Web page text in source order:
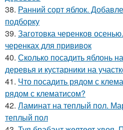
38. Ранний сорт яблок.
подборку
39. Заготовка черенков
черенках для прививок
40. Сколько посадить яблонь
деревья и кустарники на
41. Что посадить рядом с
рядом с клематисом?
42. Ламинат на теплый пол.
теплый пол